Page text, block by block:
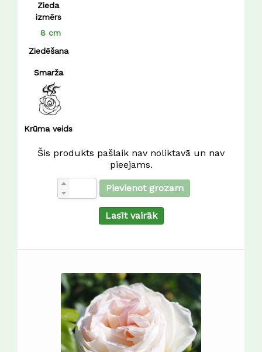
Zieda
izmērs
8 cm
Ziedēšana
Smarža
Krūma veids
Šis produkts pašlaik nav noliktavā un nav
pieejams.
Pievienot grozam
Lasīt vairāk